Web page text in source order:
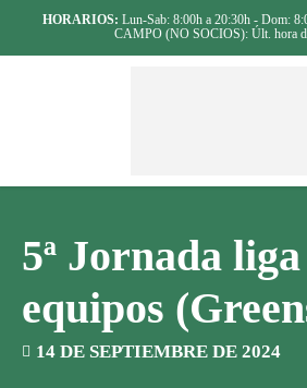
HORARIOS: Lun-Sab: 8:00h a 20:30h - Dom:
CAMPO (NO SOCIOS): Últ. hora
5ª Jornada
equipos
14 DE SEPTIEMBRE DE 2024